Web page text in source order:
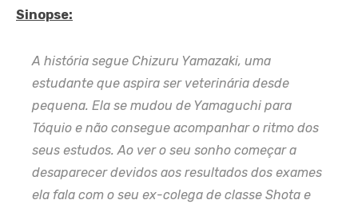
Sinopse:
A história segue Chizuru Yamazaki, uma
estudante que aspira ser veterinária desde
pequena. Ela se mudou de Yamaguchi para
Tóquio e não consegue acompanhar o ritmo dos
seus estudos. Ao ver o seu sonho começar a
desaparecer devidos aos resultados dos exames
ela fala com o seu ex-colega de classe Shota e